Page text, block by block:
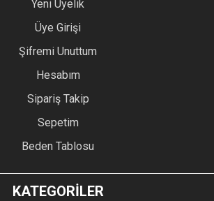
Yeni Üyelik
Üye Girişi
Şifremi Unuttum
Hesabım
Sipariş Takip
Sepetim
Beden Tablosu
KATEGORİLER